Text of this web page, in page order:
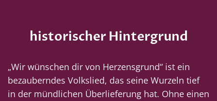
historischer Hintergrund
„Wir wünschen dir von Herzensgrund“ ist ein
bezauberndes Volkslied, das seine Wurzeln tief
in der mündlichen Überlieferung hat. Ohne einen